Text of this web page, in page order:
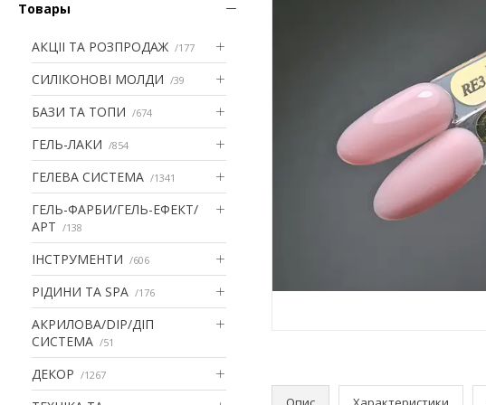
Товары
АКЦІІ ТА РОЗПРОДАЖ 177
СИЛІКОНОВІ МОЛДИ 39
БАЗИ ТА ТОПИ 674
ГЕЛЬ-ЛАКИ 854
ГЕЛЕВА СИСТЕМА 1341
ГЕЛЬ-ФАРБИ/ГЕЛЬ-ЕФЕКТ/
АРТ
138
ІНСТРУМЕНТИ 606
РІДИНИ ТА SPA 176
АКРИЛОВА/DIP/ДІП
СИСТЕМА
51
ДЕКОР 1267